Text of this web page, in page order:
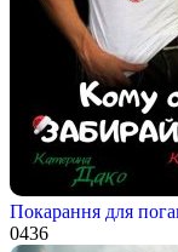
Покарання для
0436